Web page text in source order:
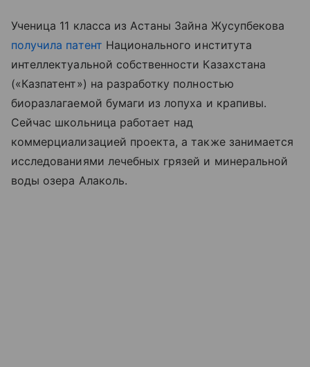
Ученица 11 класса из Астаны Зайна Жусупбекова
получила патент Национального института
интеллектуальной собственности Казахстана
(«Казпатент») на разработку полностью
биоразлагаемой бумаги из лопуха и крапивы.
Сейчас школьница работает над
коммерциализацией проекта, а также занимается
исследованиями лечебных грязей и минеральной
воды озера Алаколь.